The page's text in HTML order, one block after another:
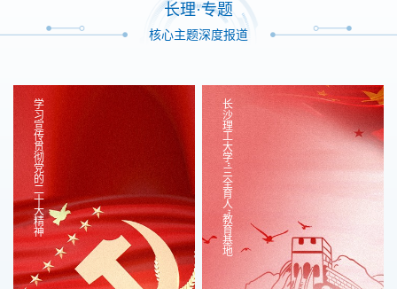
长理·专题
核心主题深度报道
学习宣传贯彻党的二十大精神 长沙理工大学“三全育人”教育基地